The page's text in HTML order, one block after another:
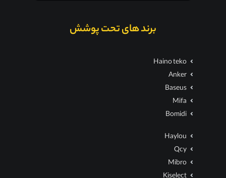
برند های تحت پوشش
Haino teko
Anker
Baseus
Mifa
Bomidi
Haylou
Qcy
Mibro